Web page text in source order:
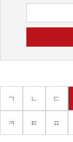
ㄱ ㄴ ㄷ
ㅋ ㅌ ㅍ